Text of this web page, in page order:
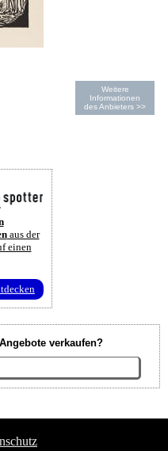
Weitere
Informationen
des Anbieters >>
aus der
einen
verkaufen?